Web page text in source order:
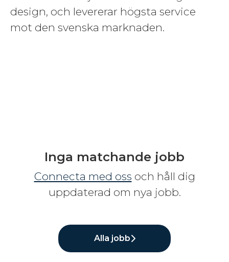
design, och levererar högsta service
mot den svenska marknaden.
Inga matchande jobb
Connecta med oss och håll dig
uppdaterad om nya jobb.
Alla jobb